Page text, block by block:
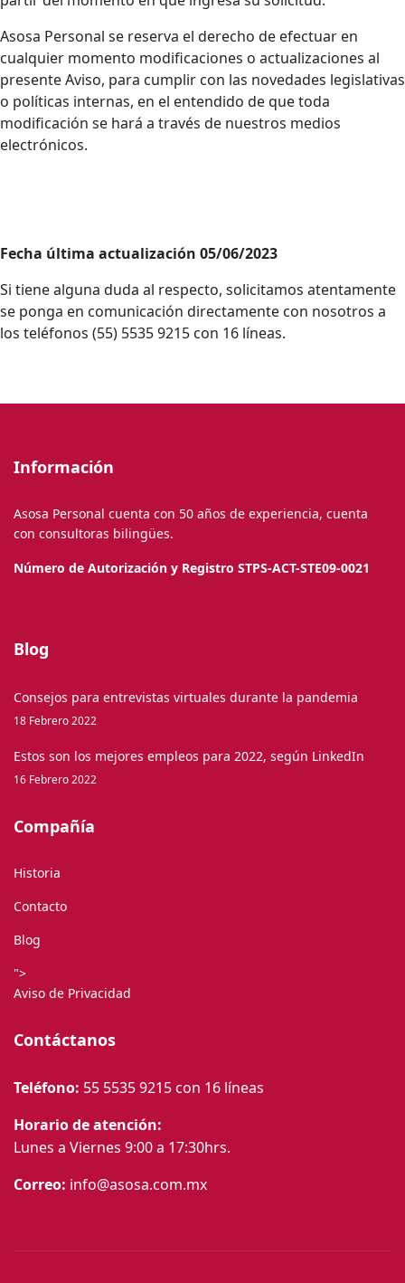
Asosa Personal se reserva el derecho de efectuar en
cualquier momento modificaciones o actualizaciones al
presente Aviso, para cumplir con las novedades legislativas
o políticas internas, en el entendido de que toda
modificación se hará a través de nuestros medios
electrónicos.
Fecha última actualización 05/06/2023
Si tiene alguna duda al respecto, solicitamos atentamente
se ponga en comunicación directamente con nosotros a
los teléfonos (55) 5535 9215 con 16 líneas.
Información
Asosa Personal cuenta con 50 años de experiencia, cuenta
con consultoras bilingües.
Número de Autorización y Registro STPS-ACT-STE09-0021
Blog
Consejos para entrevistas virtuales durante la pandemia
18 Febrero 2022
Estos son los mejores empleos para 2022, según LinkedIn
16 Febrero 2022
Compañía
Historia
Contacto
Blog
">
Aviso de Privacidad
Contáctanos
Teléfono: 55 5535 9215con 16 líneas
Horario de atención:
Lunes a Viernes 9:00 a 17:30hrs.
Correo: info@asosa.com.mx